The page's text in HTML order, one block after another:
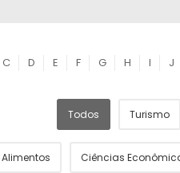
C D E F G H I J
Todos Turismo
Ciências